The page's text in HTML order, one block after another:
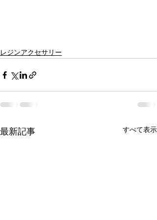
レジンアクセサリー
最新記事 すべて表示